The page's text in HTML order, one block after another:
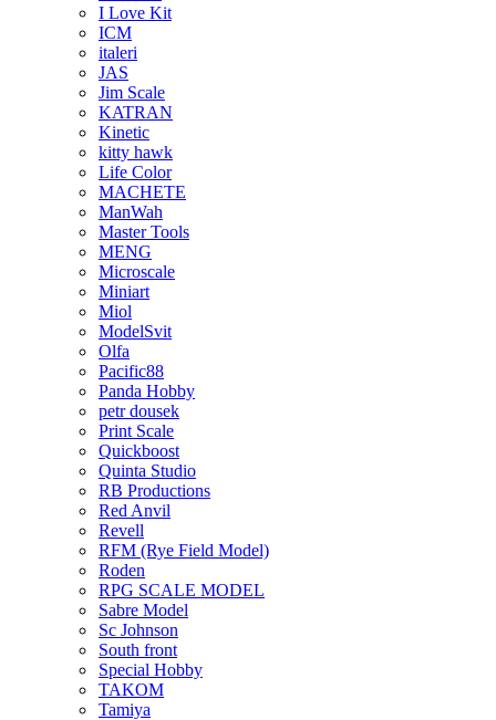
I Love Kit
ICM
italeri
JAS
Jim Scale
KATRAN
Kinetic
kitty hawk
Life Color
MACHETE
ManWah
Master Tools
MENG
Microscale
Miniart
Miol
ModelSvit
Olfa
Pacific88
Panda Hobby
petr dousek
Print Scale
Quickboost
Quinta Studio
RB Productions
Red Anvil
Revell
RFM (Rye Field Model)
Roden
RPG SCALE MODEL
Sabre Model
Sc Johnson
South front
Special Hobby
TAKOM
Tamiya